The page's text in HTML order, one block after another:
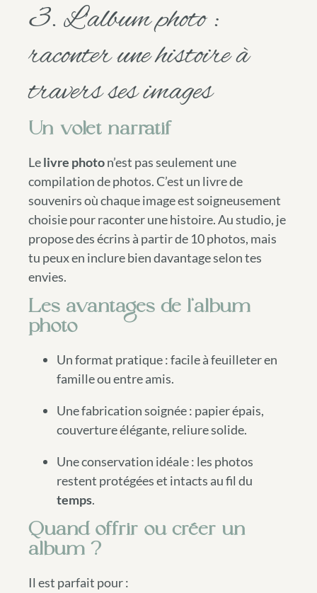
3. L’album photo :
raconter une histoire à
travers ses images
Un volet narratif
Lelivre photon’est pas seulement une
compilation de photos. C’est un livre de
souvenirs où chaque image est soigneusement
choisie pour raconter une histoire. Au studio, je
propose des écrins à partir de 10 photos, mais
tu peux en inclure bien davantage selon tes
envies.
Les avantages de l’album
photo
Un format pratique : facile à feuilleter en
famille ou entre amis.
Une fabrication soignée : papier épais,
couverture élégante, reliure solide.
Une conservation idéale : les photos
restent protégées et intacts au fil du
temps.
Quand offrir ou créer un
album ?
Il est parfait pour :